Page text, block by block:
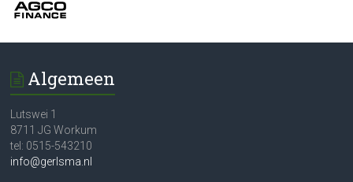
Algemeen
Lutswei 1
8711 JG Workum
tel: 0515-543210
info@gerlsma.nl